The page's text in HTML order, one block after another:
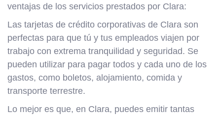
ventajas de los servicios prestados por Clara:
Las tarjetas de crédito corporativas de Clara son
perfectas para que tú y tus empleados viajen por
trabajo con extrema tranquilidad y seguridad. Se
pueden utilizar para pagar todos y cada uno de los
gastos, como boletos, alojamiento, comida y
transporte terrestre.
Lo mejor es que, en Clara, puedes emitir tantas